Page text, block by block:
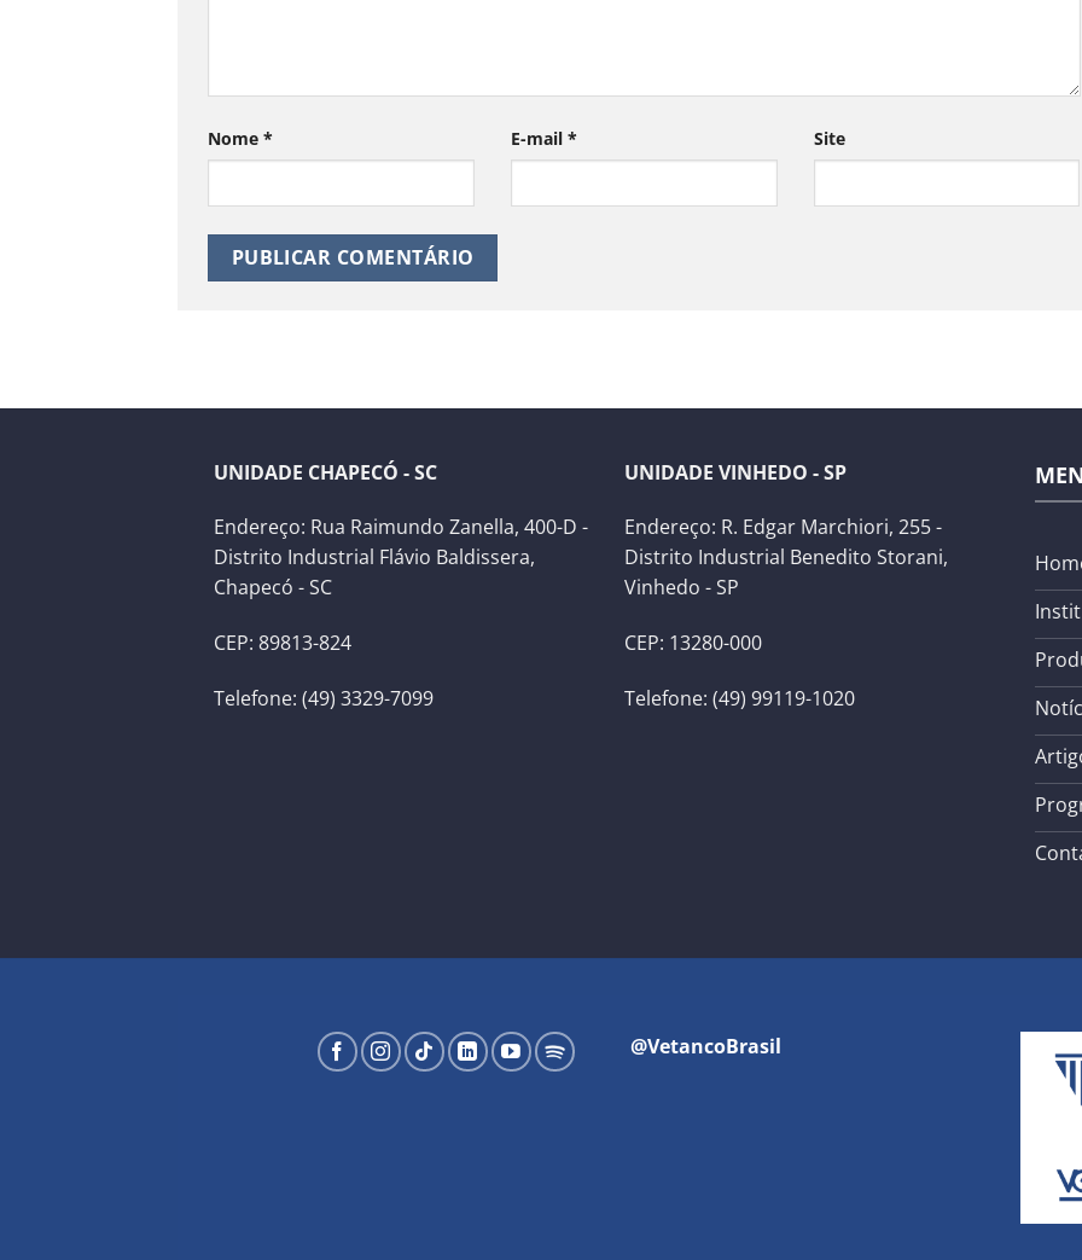
Nome * E-mail * Site
UNIDADE CHAPECÓ - SC
Endereço: Rua Raimundo Zanella, 400-D -
Distrito Industrial Flávio Baldissera,
Chapecó - SC
CEP: 89813-824
Telefone: (49) 3329-7099
UNIDADE VINHEDO - SP
Endereço: R. Edgar Marchiori, 255 -
Distrito Industrial Benedito Storani,
Vinhedo - SP
CEP: 13280-000
Telefone: (49) 99119-1020
@VetancoBrasil